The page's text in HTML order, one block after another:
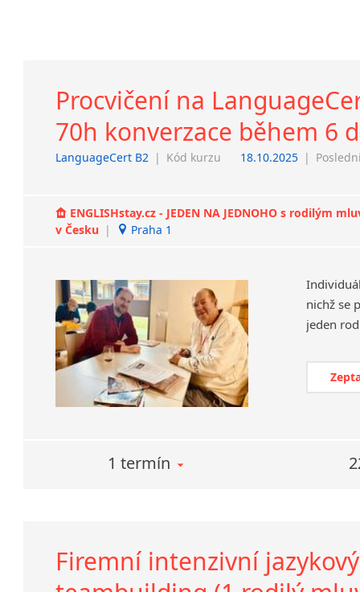
Procvičení na
70h konverzace během 6
LanguageCert B2 | Kód kurzu 18.10.2025 |
ENGLISHstay.cz - JEDEN NA JEDNOHO s rodilým
v Česku | Praha 1
nichž se
1 termín
Firemní intenzivní